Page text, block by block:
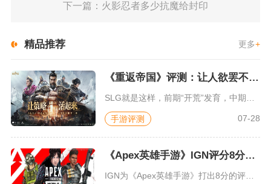
下一篇：火影忍者多少抗魔给封印
精品推荐 更多+
《重返帝国》评测：让人欲罢不能的新一代策略游戏
手游评测 07-28
《Apex英雄手游》IGN评分8分：对游戏未来抱有期待
IGN为《Apex英雄手游》打出8分的评价，测评者认为，《A...